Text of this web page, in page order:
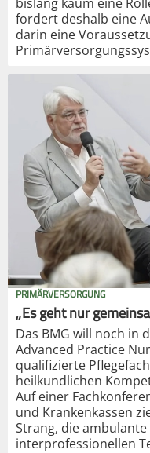
fordert deshalb eine
darin eine
PRIMÄRVERSORGUNG
„Es geht nur
Das BMG will noch in
Advanced Practice
qualifizierte
heilkundlichen
Auf einer
und Krankenkassen
Strang, die
interprofessionellen